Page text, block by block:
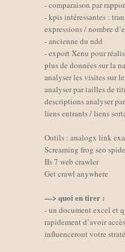
- comparaison par
- kpis intéressantes :
expressions / nombre
- ancienne du ndd
- export Xenu pour
plus de données sur la
analyser les visites sur
analyser par tailles de
descriptions analyser
liens entrants / liens
Outils : analogx link
Screaming frog seo
IIs 7 web crawler
Get crawl anywhere
—> quoi en tirer :
- un document excel et
rapidement d’avoir
influenceront votre